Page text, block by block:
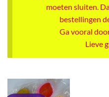
moeten sluiten.
bestellingen
Ga vooral
Lieve